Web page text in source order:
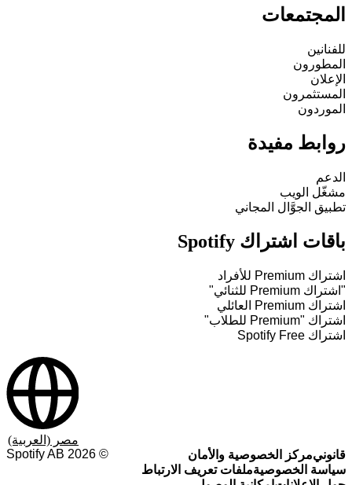
المجتمعات
للفنانين
المطورون
الإعلان
المستثمرون
الموردون
روابط مفيدة
الدعم
مشغّل الويب
تطبيق الجوَّال المجاني
باقات اشتراك Spotify
اشتراك Premium للأفراد
"اشتراك Premium للثنائي"
اشتراك Premium العائلي
اشتراك "Premium للطلاب"
اشتراك Spotify Free
قانونيمركز الخصوصية والأمان
سياسة الخصوصيةملفات تعريف الارتباط
©
2026
مصر (العربية)